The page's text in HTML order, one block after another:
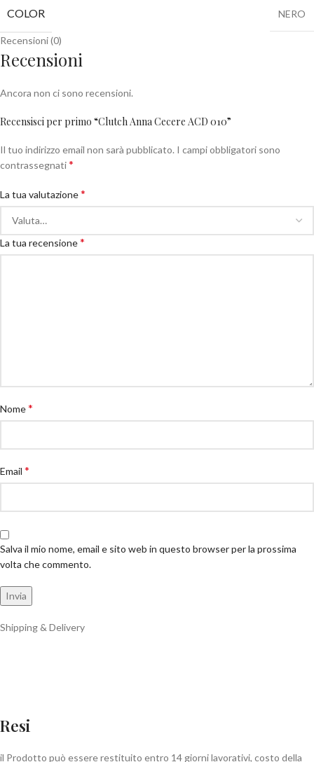
COLOR NERO
Recensioni (0)
Recensioni
Ancora non ci sono recensioni.
Recensisci per primo “Clutch Anna Cecere ACD 010”
Il tuo indirizzo email non sarà pubblicato. I campi obbligatori sono
contrassegnati*
La tua valutazione*
La tua recensione*
Nome*
Email *
Salva il mio nome, email e sito web in questo browser per la prossima
volta che commento.
Shipping & Delivery
Resi
il Prodotto può essere restituito entro 14 giorni lavorativi, costo della